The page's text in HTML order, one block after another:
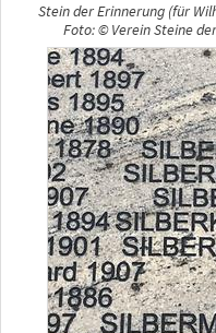
Stein der Erinnerung (für
Foto: © Verein Steine